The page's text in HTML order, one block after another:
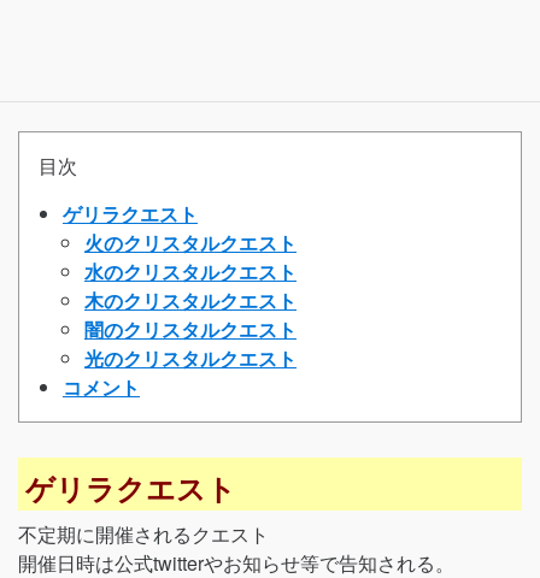
目次
ゲリラクエスト
火のクリスタルクエスト
水のクリスタルクエスト
木のクリスタルクエスト
闇のクリスタルクエスト
光のクリスタルクエスト
コメント
ゲリラクエスト
不定期に開催されるクエスト
開催日時は公式twitterやお知らせ等で告知される。